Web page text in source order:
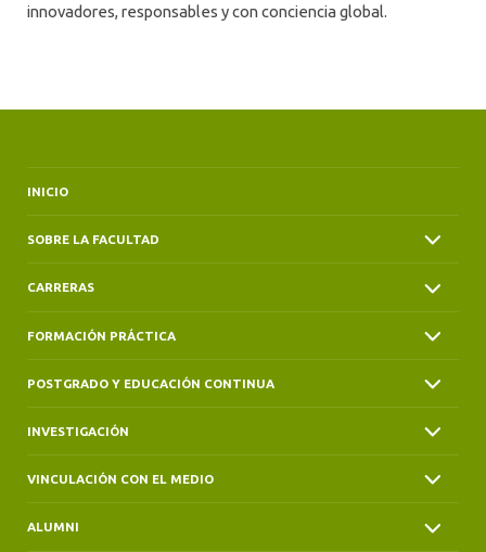
innovadores, responsables y con conciencia global.
INICIO
SOBRE LA FACULTAD
CARRERAS
FORMACIÓN PRÁCTICA
POSTGRADO Y EDUCACIÓN CONTINUA
INVESTIGACIÓN
VINCULACIÓN CON EL MEDIO
ALUMNI